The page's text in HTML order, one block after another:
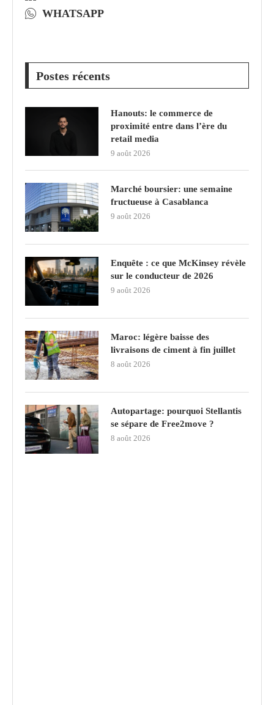
WHATSAPP
Postes récents
Hanouts: le commerce de
proximité entre dans l’ère du
retail media
9 août 2026
Marché boursier: une semaine
fructueuse à Casablanca
9 août 2026
Enquête : ce que McKinsey révèle
sur le conducteur de 2026
9 août 2026
Maroc: légère baisse des
livraisons de ciment à fin juillet
8 août 2026
Autopartage: pourquoi Stellantis
se sépare de Free2move ?
8 août 2026